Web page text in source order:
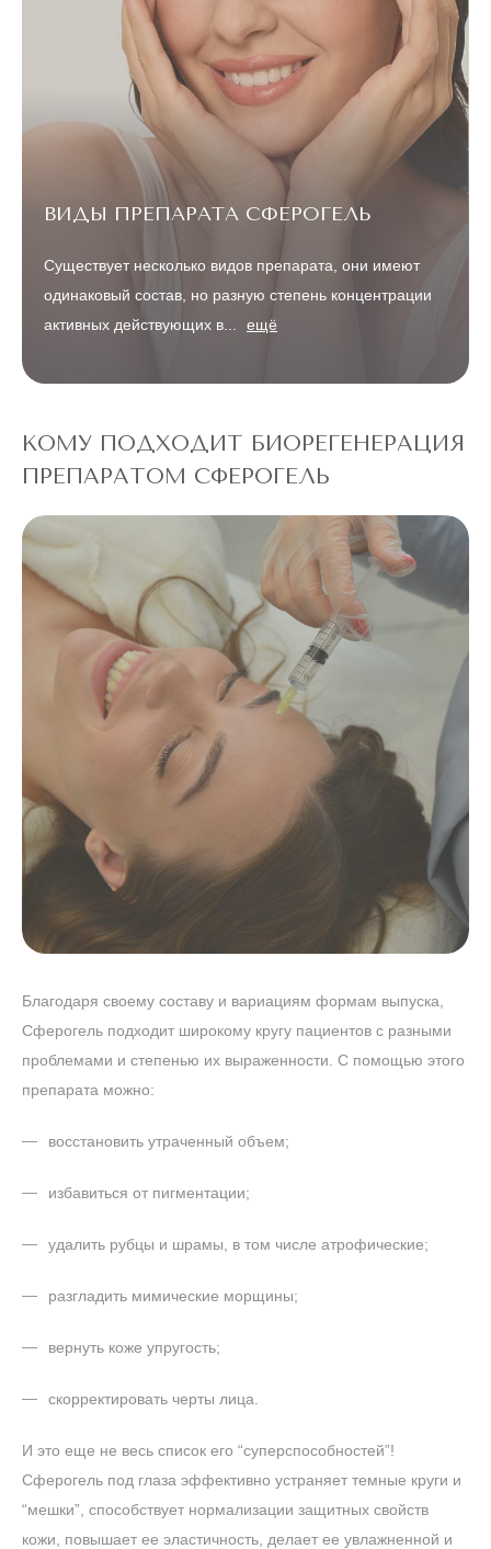
ВИДЫ ПРЕПАРАТА СФЕРОГЕЛЬ
Существует несколько видов препарата, они имеют
одинаковый состав, но разную степень концентрации
активных действующих в...
ещё
КОМУ ПОДХОДИТ БИОРЕГЕНЕРАЦИЯ
ПРЕПАРАТОМ СФЕРОГЕЛЬ
Благодаря своему составу и вариациям формам выпуска,
Сферогель подходит широкому кругу пациентов с разными
проблемами и степенью их выраженности. С помощью этого
препарата можно:
восстановить утраченный объем;
избавиться от пигментации;
удалить рубцы и шрамы, в том числе атрофические;
разгладить мимические морщины;
вернуть коже упругость;
скорректировать черты лица.
И это еще не весь список его “суперспособностей”!
Сферогель под глаза эффективно устраняет темные круги и
“мешки”, способствует нормализации защитных свойств
кожи, повышает ее эластичность, делает ее увлажненной и